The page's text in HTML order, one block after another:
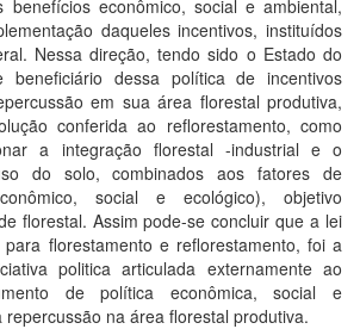
econômico, social e ambiental,
daqueles incentivos, instituídos
Nessa direção, tendo sido o Estado do
beneficiário dessa política de incentivos
em sua área florestal produtiva,
conferida ao reflorestamento, como
a integração florestal -industrial e o
do solo, combinados aos fatores de
social e ecológico), objetivo
florestal. Assim pode-se concluir que a lei
florestamento e reflorestamento, foi a
politica articulada externamente ao
de política econômica, social e
na área florestal produtiva.